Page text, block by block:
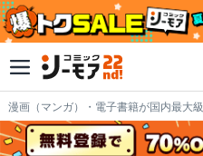
漫画（マンガ）・電子書籍が国内最大